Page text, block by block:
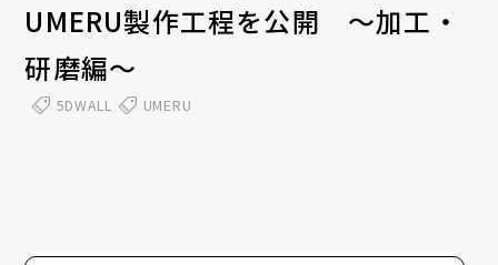
UMERU製作工程を公開 ～加工・
研磨編～
5DWALL UMERU